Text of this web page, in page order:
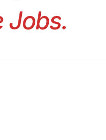
Jobs.